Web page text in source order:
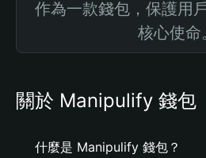
作為一款錢包，保護用
核心使命
關於 Manipulify 錢包
什麼是 Manipulify 錢包？